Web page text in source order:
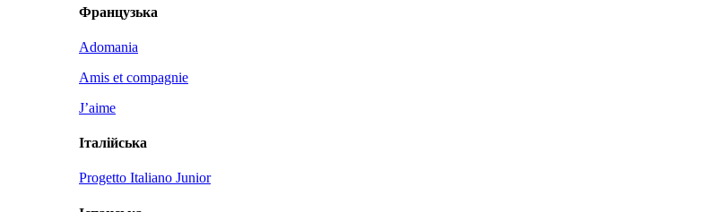
Французька
Adomania
Amis et compagnie
J’aime
Італійська
Progetto Italiano Junior